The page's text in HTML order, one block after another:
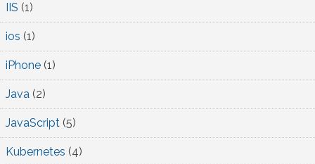
IIS (1)
ios (1)
iPhone (1)
Java (2)
JavaScript (5)
Kubernetes (4)